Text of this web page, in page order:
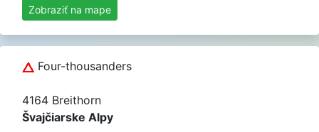
Zobraziť na mape
Four-thousanders
4164 Breithorn
Švajčiarske Alpy